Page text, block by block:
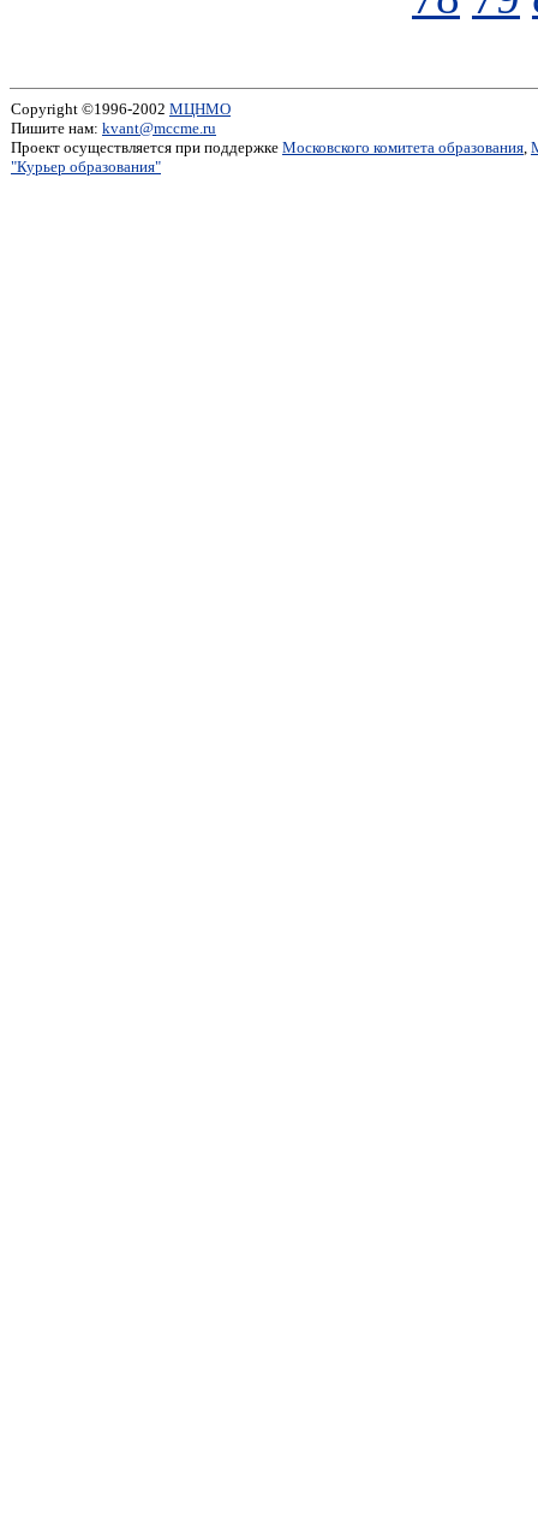
Copyright ©1996-2002 МЦНМО
Пишите нам: kvant@mccme.ru
Проект осуществляется при поддержке Московского комитета образования,
"Курьер образования"